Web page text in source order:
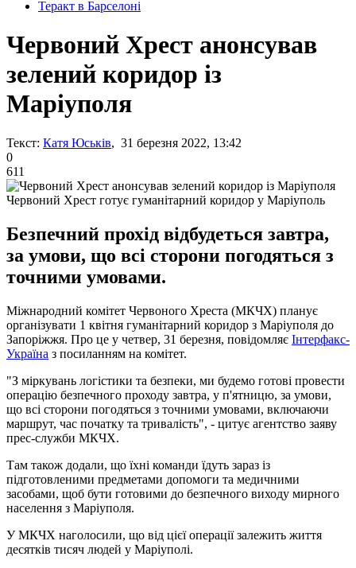
Теракт в Барселоні
Червоний Хрест анонсував
зелений коридор із
Маріуполя
Текст: Катя Юськів, 31 березня 2022, 13:42
0
611
Червоний Хрест готує гуманітарний коридор у Маріуполь
Безпечний прохід відбудеться завтра,
за умови, що всі сторони погодяться з
точними умовами.
Міжнародний комітет Червоного Хреста (МКЧХ) планує
організувати 1 квітня гуманітарний коридор з Маріуполя до
Запоріжжя. Про це у четвер, 31 березня, повідомляє Інтерфакс-
Україна з посиланням на комітет.
"З міркувань логістики та безпеки, ми будемо готові провести
операцію безпечного проходу завтра, у п'ятницю, за умови,
що всі сторони погодяться з точними умовами, включаючи
маршрут, час початку та тривалість", - цитує агентство заяву
прес-служби МКЧХ.
Там також додали, що їхні команди їдуть зараз із
підготовленими предметами допомоги та медичними
засобами, щоб бути готовими до безпечного виходу мирного
населення з Маріуполя.
У МКЧХ наголосили, що від цієї операції залежить життя
десятків тисяч людей у ​​Маріуполі.